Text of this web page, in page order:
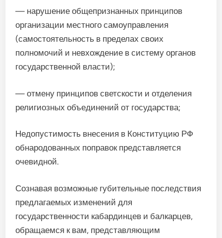
— нарушение общепризнанных принципов
организации местного самоуправления
(самостоятельность в пределах своих
полномочий и невхождение в систему органов
государственной власти);
— отмену принципов светскости и отделения
религиозных объединений от государства;
Недопустимость внесения в Конституцию РФ
обнародованных поправок представляется
очевидной.
Сознавая возможные губительные последствия
предлагаемых изменений для
государственности кабардинцев и балкарцев,
обращаемся к вам, представляющим